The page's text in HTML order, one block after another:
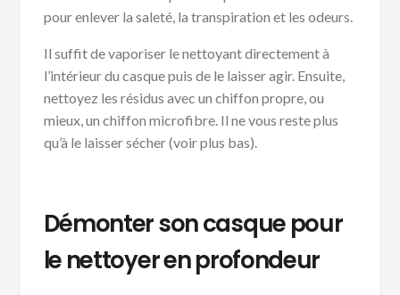
pour enlever la saleté, la transpiration et les odeurs.
Il suffit de vaporiser le nettoyant directement à
l’intérieur du casque puis de le laisser agir. Ensuite,
nettoyez les résidus avec un chiffon propre, ou
mieux, un chiffon microfibre. Il ne vous reste plus
qu’à le laisser sécher (voir plus bas).
Démonter son casque pour
le nettoyer en profondeur